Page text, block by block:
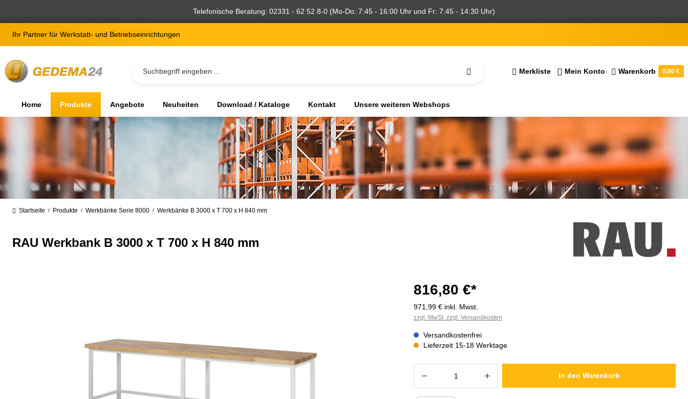
Telefonische Beratung: 02331 - 62 52 8-0 (Mo-Do: 7:45 - 16:00 Uhr und Fr: 7:45 - 14:30 Uhr)
Ihr Partner für Werkstatt- und Betriebseinrichtungen
Merkliste Mein Konto Warenkorb 0,00 €
Home Produkte Angebote Neuheiten Download / Kataloge Kontakt Unsere weiteren Webshops
Startseite / Produkte / Werkbänke Serie 8000 / Werkbänke B 3000 x T 700 x H 840 mm
RAU Werkbank B 3000 x T 700 x H 840 mm
816,80 €*
971,99 € inkl. Mwst.
zzgl. MwSt. zzgl. Versandkosten
Versandkostenfrei
Lieferzeit 15-18 Werktage
Produkt Anzahl: Gib den gewünschten Wert
In den Warenkorb